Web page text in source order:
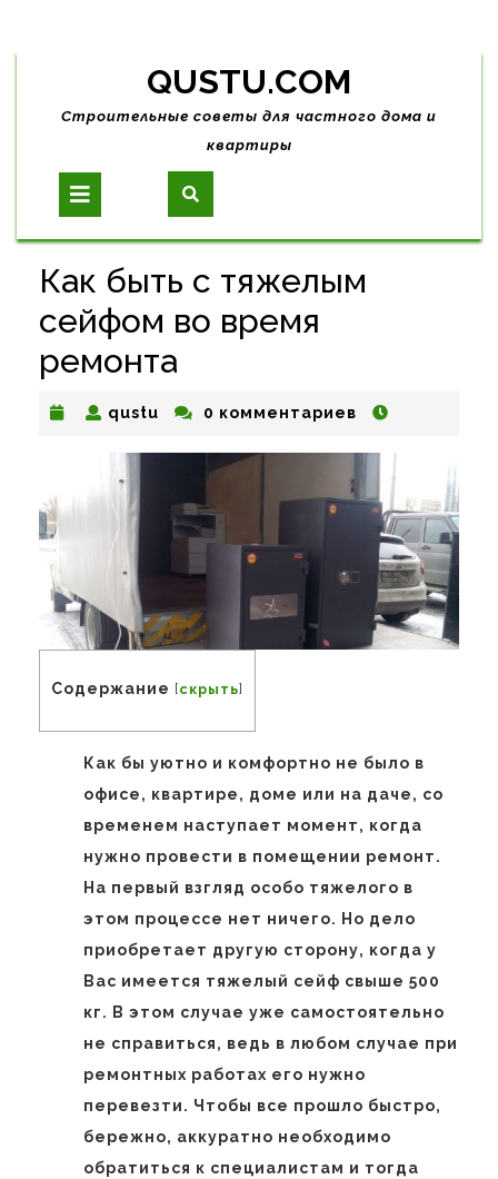
Skip
content
QUSTU.COM
Строительные советы для частного дома и
квартиры
Open
Button
Как быть с тяжелым
сейфом во время
ремонта
qustu qustu0 комментариев
Содержание [скрыть]
Как бы уютно и комфортно не было в
офисе, квартире, доме или на даче, со
временем наступает момент, когда
нужно провести в помещении ремонт.
На первый взгляд особо тяжелого в
этом процессе нет ничего. Но дело
приобретает другую сторону, когда у
Вас имеется тяжелый сейф свыше 500
кг. В этом случае уже самостоятельно
не справиться, ведь в любом случае при
ремонтных работах его нужно
перевезти. Чтобы все прошло быстро,
бережно, аккуратно необходимо
обратиться к специалистам и тогда